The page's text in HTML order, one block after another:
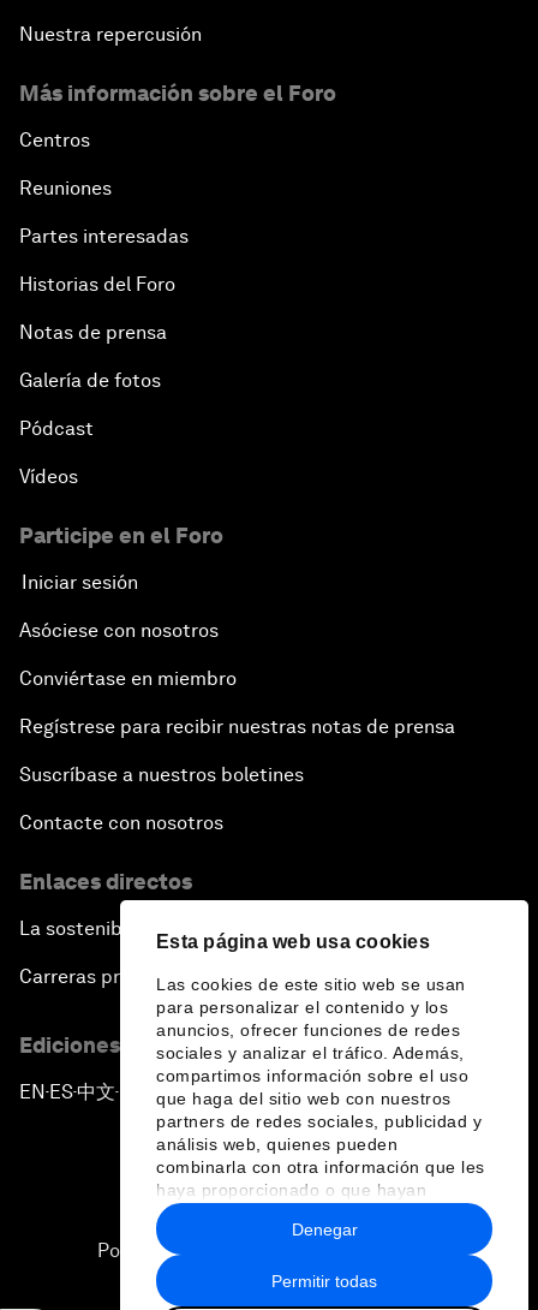
Esta página web usa cookies
Las cookies de este sitio web se usan
para personalizar el contenido y los
anuncios, ofrecer funciones de redes
sociales y analizar el tráfico. Además,
compartimos información sobre el uso
que haga del sitio web con nuestros
partners de redes sociales, publicidad y
análisis web, quienes pueden
combinarla con otra información que les
haya proporcionado o que hayan
recopilado a partir del uso que haya
hecho de sus servicios.
Permitir todas
Denegar
Nuestra repercusión
Más información sobre el Foro
Centros
Reuniones
Partes interesadas
Historias del Foro
Notas de prensa
Galería de fotos
Pódcast
Vídeos
Participe en el Foro
Iniciar sesión
Asóciese con nosotros
Conviértase en miembro
Regístrese para recibir nuestras notas de prensa
Suscríbase a nuestros boletines
Contacte con nosotros
Enlaces directos
La sostenibilidad en el Foro
Carreras profesionales
Ediciones en otros idiomas
EN ▪ES▪中文▪ 日本語
Política de privacidad y normas de uso
Sitemap